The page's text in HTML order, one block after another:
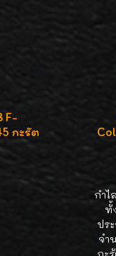
F-
กะรัต
กำไ
ทั้
ปร
จำ
กะ